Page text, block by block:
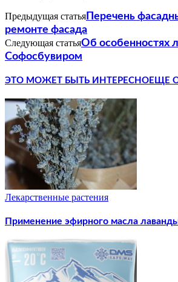
Предыдущая статья Перечень
ремонте фасада
Следующая статьяОб особенностях
Софосбувиром
ЭТО МОЖЕТ БЫТЬ ИНТЕРЕСНО ЕЩЕ
Лекарственные растения
Применение эфирного масла